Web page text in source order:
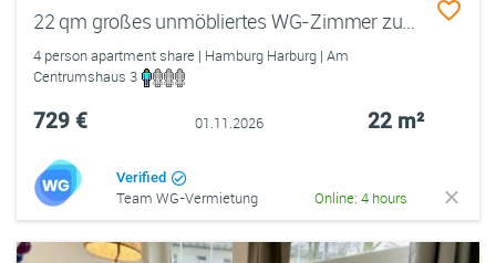
4 person apartment share | Hamburg Harburg | Am
Centrumshaus 3
729 € 01.11.2026 22 m²
Verified
Team WG-Vermietung Online: 4 hours